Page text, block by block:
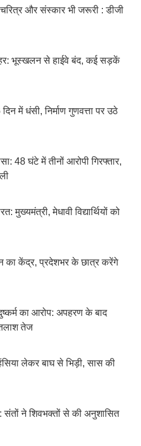
और संस्कार भी जरूरी : डीजी
भूस्खलन से हाईवे बंद, कई सड़कें
में धंसी, निर्माण गुणवत्ता पर उठे
48 घंटे में तीनों आरोपी गिरफ्तार,
मुख्यमंत्री, मेधावी विद्यार्थियों को
का केंद्र, प्रदेशभर के छात्र करेंगे
का आरोप: अपहरण के बाद
तलाश तेज
लेकर बाघ से भिड़ी, सास की
संतों ने शिवभक्तों से की अनुशासित